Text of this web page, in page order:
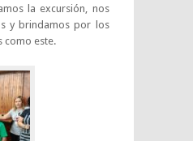
la excursión, nos
y brindamos por los
como este.